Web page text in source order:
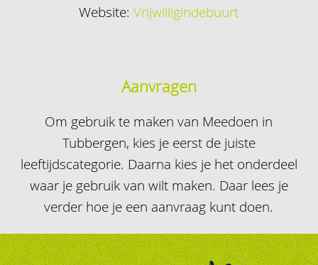
Website:Vrijwilligindebuurt
Aanvragen
Om gebruik te maken van Meedoen in
Tubbergen, kies je eerst de juiste
leeftijdscategorie. Daarna kies je het onderdeel
waar je gebruik van wilt maken. Daar lees je
verder hoe je een aanvraag kunt doen.